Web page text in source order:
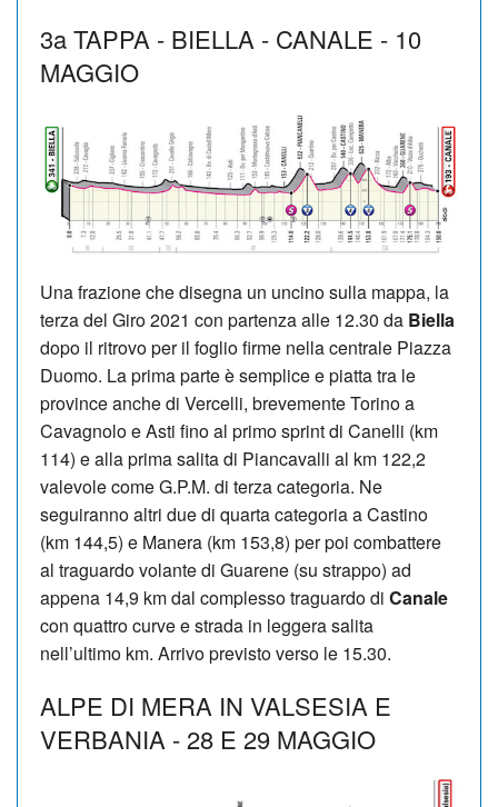
3a TAPPA - BIELLA - CANALE - 10
MAGGIO
Una frazione che disegna un uncino sulla mappa, la
terza del Giro 2021 con partenza alle 12.30 da Biella
dopo il ritrovo per il foglio firme nella centrale Piazza
Duomo. La prima parte è semplice e piatta tra le
province anche di Vercelli, brevemente Torino a
Cavagnolo e Asti fino al primo sprint di Canelli (km
114) e alla prima salita di Piancavalli al km 122,2
valevole come G.P.M. di terza categoria. Ne
seguiranno altri due di quarta categoria a Castino
(km 144,5) e Manera (km 153,8) per poi combattere
al traguardo volante di Guarene (su strappo) ad
appena 14,9 km dal complesso traguardo di Canale
con quattro curve e strada in leggera salita
nell’ultimo km. Arrivo previsto verso le 15.30.
ALPE DI MERA IN VALSESIA E
VERBANIA - 28 E 29 MAGGIO